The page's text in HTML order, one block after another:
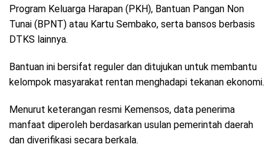
Program Keluarga Harapan (PKH), Bantuan Pangan Non
Tunai (BPNT) atau Kartu Sembako, serta bansos berbasis
DTKS lainnya.
Bantuan ini bersifat reguler dan ditujukan untuk membantu
kelompok masyarakat rentan menghadapi tekanan ekonomi.
Menurut keterangan resmi Kemensos, data penerima
manfaat diperoleh berdasarkan usulan pemerintah daerah
dan diverifikasi secara berkala.